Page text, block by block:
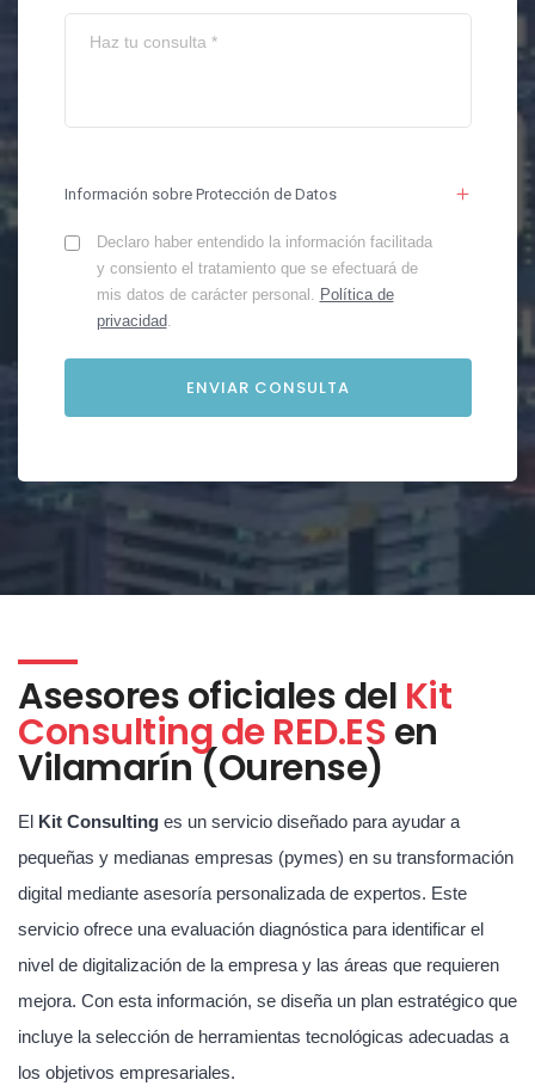
Información sobre Protección de Datos
Declaro haber entendido la información facilitada
y consiento el tratamiento que se efectuará de
mis datos de carácter personal. Política de
privacidad.
Asesores oficiales del Kit
Consulting de RED.ESen
Vilamarín (Ourense)
El Kit Consulting es un servicio diseñado para ayudar a
pequeñas y medianas empresas (pymes) en su transformación
digital mediante asesoría personalizada de expertos. Este
servicio ofrece una evaluación diagnóstica para identificar el
nivel de digitalización de la empresa y las áreas que requieren
mejora. Con esta información, se diseña un plan estratégico que
incluye la selección de herramientas tecnológicas adecuadas a
los objetivos empresariales.